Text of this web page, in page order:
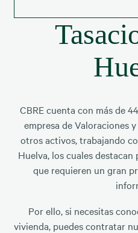
CBRE cuenta con más de
empresa de Valoraciones
otros activos, trabajando
Huelva, los cuales
que requieren un gran
Por ello, si necesitas
vivienda, puedes contratar